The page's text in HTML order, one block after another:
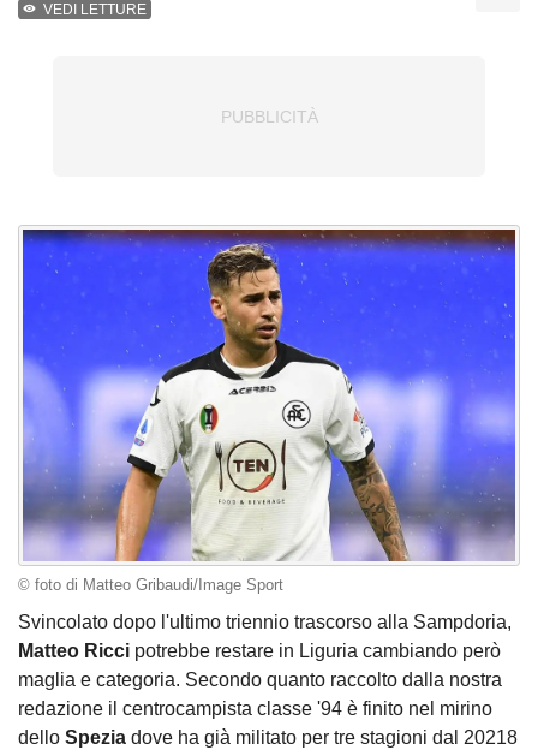
VEDI LETTURE
© foto di Matteo Gribaudi/Image Sport
Svincolato dopo l'ultimo triennio trascorso alla Sampdoria,
Matteo Ricci potrebbe restare in Liguria cambiando però
maglia e categoria. Secondo quanto raccolto dalla nostra
redazione il centrocampista classe '94 è finito nel mirino
dello Spezia dove ha già militato per tre stagioni dal 20218